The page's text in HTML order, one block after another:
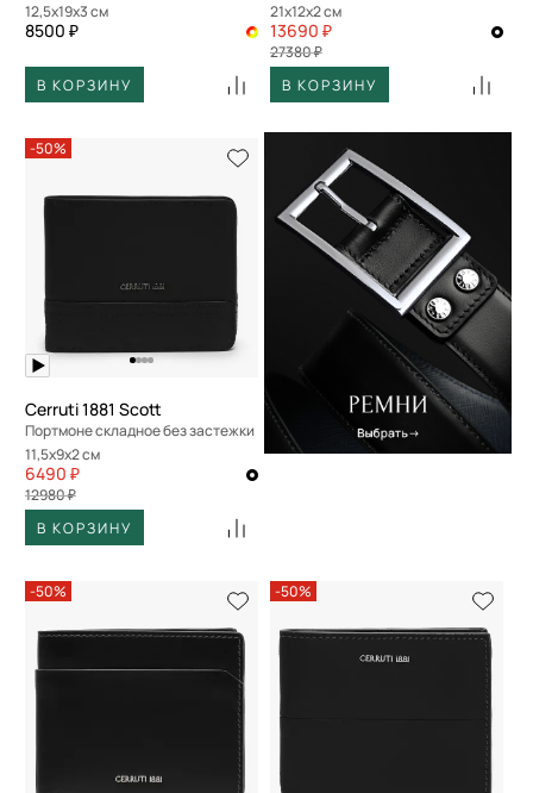
12,5x19x3 см
8500 ₽
В КОРЗИНУ
21x12x2 см
13690 ₽
27380 ₽
В КОРЗИНУ
-50%
Cerruti 1881 Scott
Портмоне складное без застежки
11,5x9x2 см
6490 ₽
12980 ₽
В КОРЗИНУ
-50% -50%